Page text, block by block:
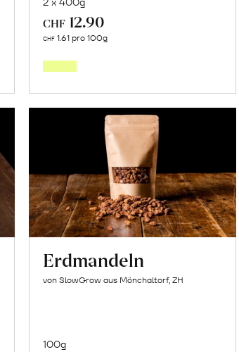
CHF 12.90
CHF 1.61 pro 100g
Erdmandeln
von SlowGrow aus Mönchaltorf, ZH
100g